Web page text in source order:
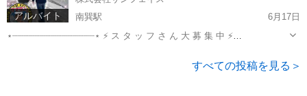
"自分の好きなこと"を子ども達と一緒にしてみたらそれが子
どもの「やりたい！」「なりたい！」という夢に繋がってい
く…＊。
子ども達・スタッフの「こうしたい！」という想いはしっか
アルバイト
南巽駅
6月17日
⋆┈┈┈┈┈┈┈┈┈┈┈┈┈┈┈⋆ ⚡ ス タ ッ フ さ ん 大 募 集 中 ⚡
で働いてみませんか？？ （お持ちでない方は資格取得補助制...
すべての投稿を見る＞